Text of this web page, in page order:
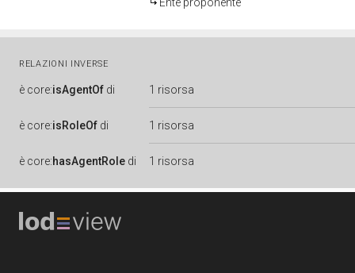
RELAZIONI INVERSE
è core:isAgentOf di 1 risorsa
è core:isRoleOf di 1 risorsa
è core:hasAgentRole di 1 risorsa